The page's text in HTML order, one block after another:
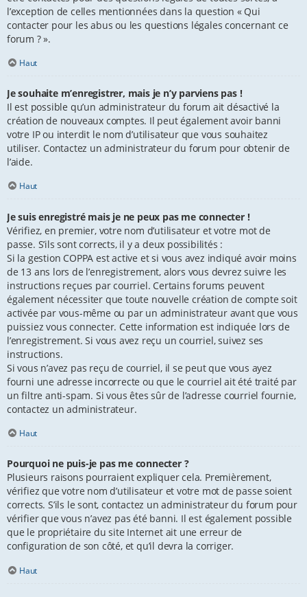
l’exception de celles mentionnées dans la question « Qui
contacter pour les abus ou les questions légales concernant ce
forum ? ».
Haut
Je souhaite m’enregistrer, mais je n’y parviens pas !
Il est possible qu’un administrateur du forum ait désactivé la
création de nouveaux comptes. Il peut également avoir banni
votre IP ou interdit le nom d’utilisateur que vous souhaitez
utiliser. Contactez un administrateur du forum pour obtenir de
l’aide.
Haut
Je suis enregistré mais je ne peux pas me connecter !
Vérifiez, en premier, votre nom d’utilisateur et votre mot de
passe. S’ils sont corrects, il y a deux possibilités :
Si la gestion COPPA est active et si vous avez indiqué avoir moins
de 13 ans lors de l’enregistrement, alors vous devrez suivre les
instructions reçues par courriel. Certains forums peuvent
également nécessiter que toute nouvelle création de compte soit
activée par vous-même ou par un administrateur avant que vous
puissiez vous connecter. Cette information est indiquée lors de
l’enregistrement. Si vous avez reçu un courriel, suivez ses
instructions.
Si vous n’avez pas reçu de courriel, il se peut que vous ayez
fourni une adresse incorrecte ou que le courriel ait été traité par
un filtre anti-spam. Si vous êtes sûr de l’adresse courriel fournie,
contactez un administrateur.
Haut
Pourquoi ne puis-je pas me connecter ?
Plusieurs raisons pourraient expliquer cela. Premièrement,
vérifiez que votre nom d’utilisateur et votre mot de passe soient
corrects. S’ils le sont, contactez un administrateur du forum pour
vérifier que vous n’avez pas été banni. Il est également possible
que le propriétaire du site Internet ait une erreur de
configuration de son côté, et qu’il devra la corriger.
Haut